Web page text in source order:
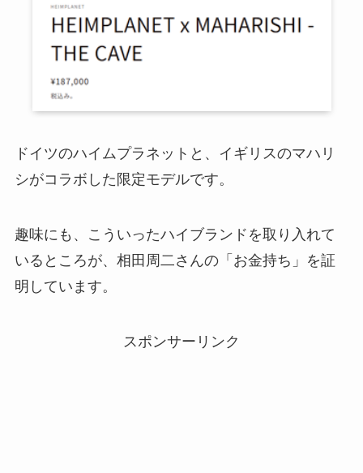
ドイツのハイムプラネットと、イギリスのマハリ
シがコラボした限定モデルです。
趣味にも、こういったハイブランドを取り入れて
いるところが、相田周二さんの「お金持ち」を証
明しています。
スポンサーリンク